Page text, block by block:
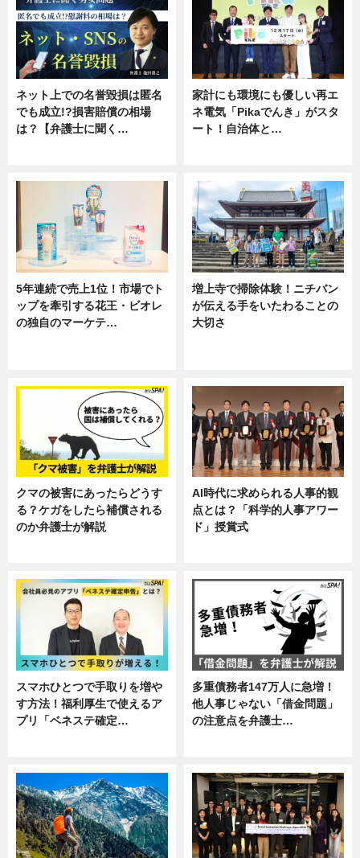
ネット上での名誉毀損は匿名
でも成立!?損害賠償の相場
は？【弁護士に聞く…
家計にも環境にも優しい再エ
ネ電気「Pikaでんき」がスタ
ート！自治体と…
5年連続で売上1位！市場でト
ップを牽引する花王・ビオレ
の独自のマーケテ…
増上寺で掃除体験！ニチバン
が伝える手をいたわることの
大切さ
クマの被害にあったらどうす
る？ケガをしたら補償される
のか弁護士が解説
AI時代に求められる人事的観
点とは？「科学的人事アワー
ド」授賞式
スマホひとつで手取りを増や
す方法！福利厚生で使えるア
プリ「ベネステ確定…
多重債務者147万人に急増！
他人事じゃない「借金問題」
の注意点を弁護士…